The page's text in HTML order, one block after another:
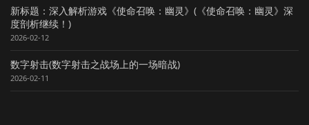
新标题：深入解析游戏《使命召唤：幽灵》(《使命召唤：幽灵》深
度剖析继续！)
2026-02-12
数字射击(数字射击之战场上的一场暗战)
2026-02-11